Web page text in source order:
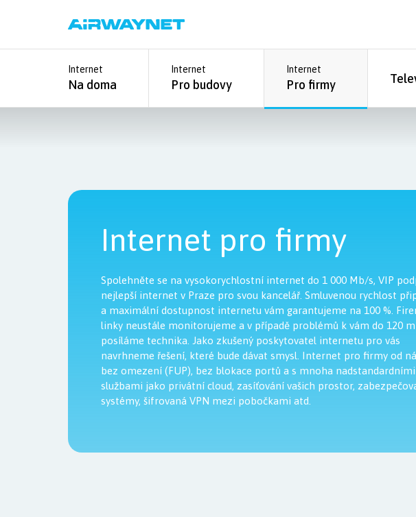
Internet
Na doma
Internet
Pro budovy
Internet
Pro firmy
Internet pro firmy
Spolehněte se na vysokorychlostní internet do 1 000 Mb/s, VIP
nejlepší internet v Praze pro svou kancelář. Smluvenou rychlost
a maximální dostupnost internetu vám garantujeme na 100 %.
linky neustále monitorujeme a v případě problémů k vám do 120
posíláme technika. Jako zkušený poskytovatel internetu pro vás
navrhneme řešení, které bude dávat smysl. Internet pro firmy od
bez omezení (FUP), bez blokace portů a s mnoha nadstandardními
službami jako privátní cloud, zasíťování vašich prostor,
systémy, šifrovaná VPN mezi pobočkami atd.